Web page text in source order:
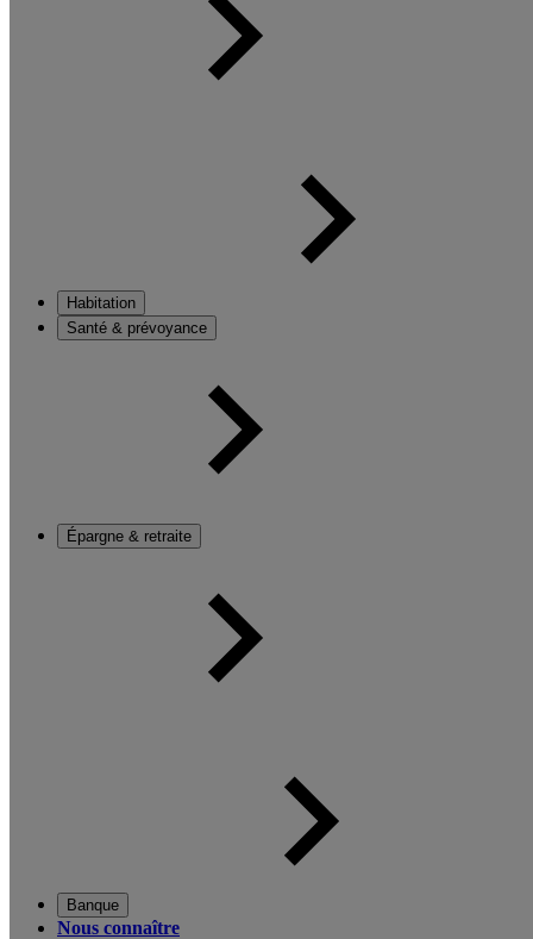
Habitation
Santé & prévoyance
Épargne & retraite
Banque
Nous connaître